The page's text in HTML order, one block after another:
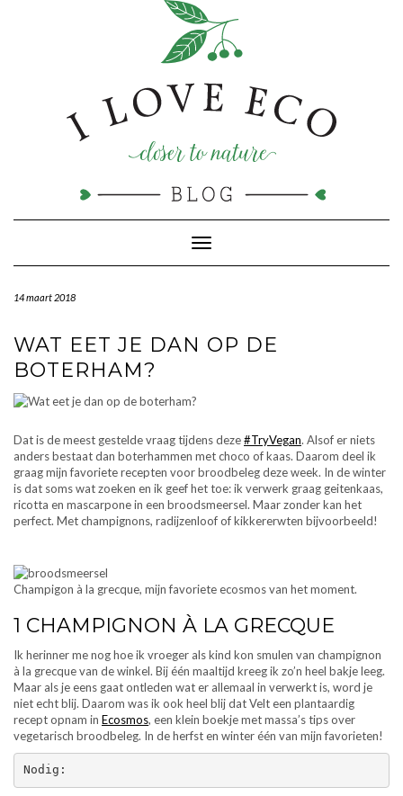
Toggle navigatie
14 maart 2018
WAT EET JE DAN OP DE
BOTERHAM?
Dat is de meest gestelde vraag tijdens deze#TryVegan. Alsof er niets
anders bestaat dan boterhammen met choco of kaas. Daarom deel ik
graag mijn favoriete recepten voor broodbeleg deze week. In de winter
is dat soms wat zoeken en ik geef het toe: ik verwerk graag geitenkaas,
ricotta en mascarpone in een broodsmeersel. Maar zonder kan het
perfect. Met champignons, radijzenloof of kikkererwten bijvoorbeeld!
Champigon à la grecque, mijn favoriete ecosmos van het moment.
1 CHAMPIGNON À LA GRECQUE
Ik herinner me nog hoe ik vroeger als kind kon smulen van champignon
à la grecque van de winkel. Bij één maaltijd kreeg ik zo’n heel bakje leeg.
Maar als je eens gaat ontleden wat er allemaal in verwerkt is, word je
niet echt blij. Daarom was ik ook heel blij dat Velt een plantaardig
recept opnam in Ecosmos, een klein boekje met massa’s tips over
vegetarisch broodbeleg. In de herfst en winter één van mijn favorieten!
Nodig: